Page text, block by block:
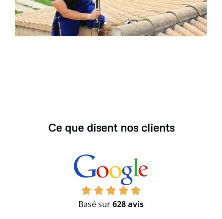
Ce que disent nos clients
Basé sur628 avis